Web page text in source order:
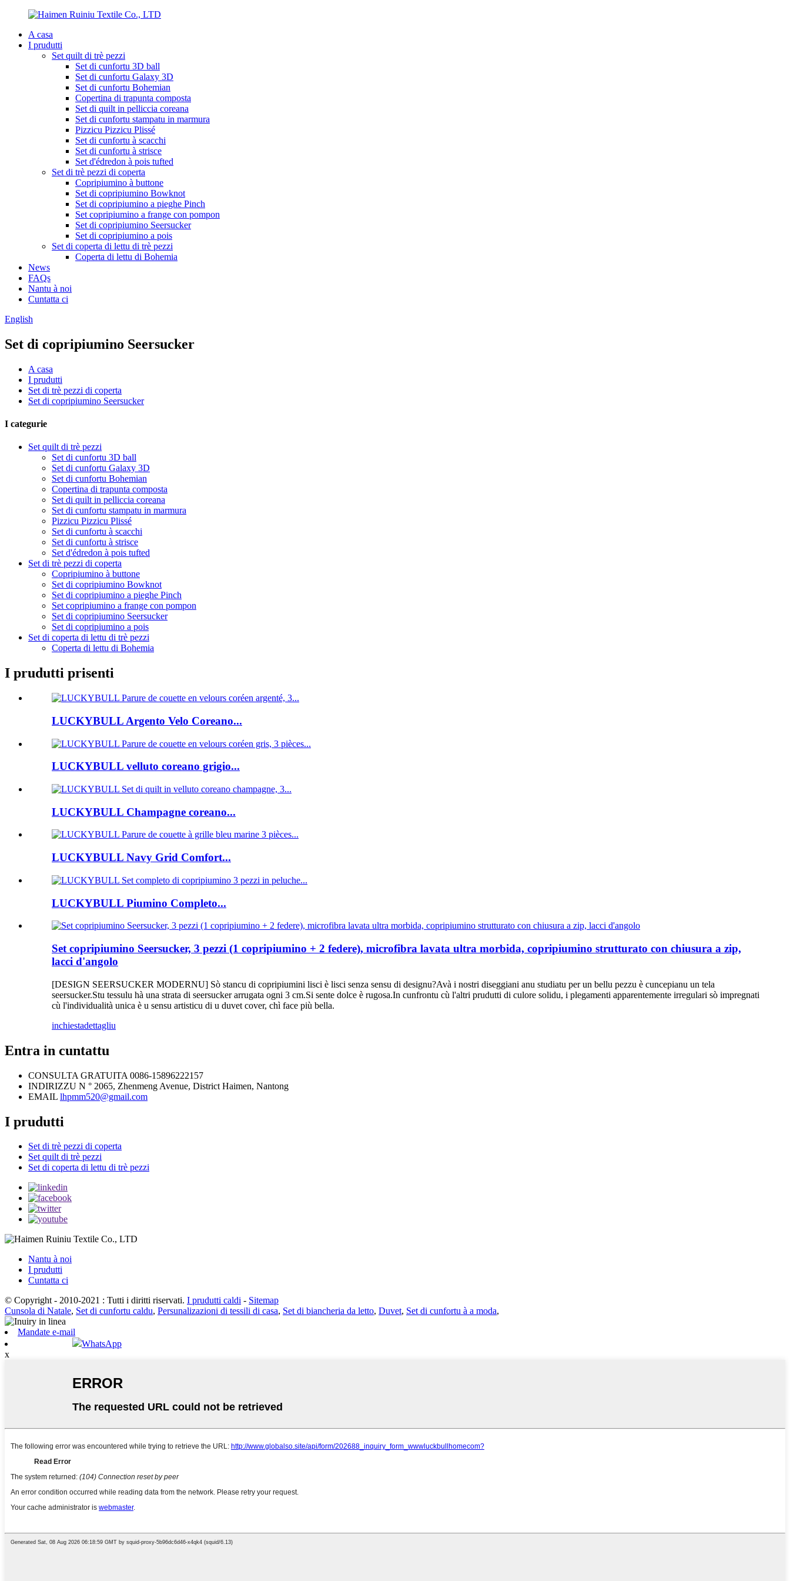
A casa
I prudutti
Set quilt di trè pezzi
Set di cunfortu 3D ball
Set di cunfortu Galaxy 3D
Set di cunfortu Bohemian
Copertina di trapunta composta
Set di quilt in pelliccia coreana
Set di cunfortu stampatu in marmura
Pizzicu Pizzicu Plissé
Set di cunfortu à scacchi
Set di cunfortu à strisce
Set d'édredon à pois tufted
Set di trè pezzi di coperta
Copripiumino à buttone
Set di copripiumino Bowknot
Set di copripiumino a pieghe Pinch
Set copripiumino a frange con pompon
Set di copripiumino Seersucker
Set di copripiumino a pois
Set di coperta di lettu di trè pezzi
Coperta di lettu di Bohemia
News
FAQs
Nantu à noi
Cuntatta ci
English
Set di copripiumino Seersucker
A casa
I prudutti
Set di trè pezzi di coperta
Set di copripiumino Seersucker
I categurie
Set quilt di trè pezzi
Set di cunfortu 3D ball
Set di cunfortu Galaxy 3D
Set di cunfortu Bohemian
Copertina di trapunta composta
Set di quilt in pelliccia coreana
Set di cunfortu stampatu in marmura
Pizzicu Pizzicu Plissé
Set di cunfortu à scacchi
Set di cunfortu à strisce
Set d'édredon à pois tufted
Set di trè pezzi di coperta
Copripiumino à buttone
Set di copripiumino Bowknot
Set di copripiumino a pieghe Pinch
Set copripiumino a frange con pompon
Set di copripiumino Seersucker
Set di copripiumino a pois
Set di coperta di lettu di trè pezzi
Coperta di lettu di Bohemia
I prudutti prisenti
LUCKYBULL Argento Velo Coreano...
LUCKYBULL velluto coreano grigio...
LUCKYBULL Champagne coreano...
LUCKYBULL Navy Grid Comfort...
LUCKYBULL Piumino Completo...
Set copripiumino Seersucker, 3 pezzi (1 copripiumino + 2 federe), microfibra lavata ultra morbida, copripiumino strutturato con chiusura a zip,
lacci d'angolo
[DESIGN SEERSUCKER MODERNU] Sò stancu di copripiumini lisci è lisci senza sensu di designu?Avà i nostri diseggiani anu studiatu per un bellu pezzu è cuncepianu un tela
seersucker.Stu tessulu hà una strata di seersucker arrugata ogni 3 cm.Si sente dolce è rugosa.In cunfrontu cù l'altri prudutti di culore solidu, i plegamenti apparentemente irregulari sò impregnati
cù l'individualità unica è u sensu artisticu di u duvet cover, chì face più bella.
inchiestadettagliu
Entra in cuntattu
CONSULTA GRATUITA 0086-15896222157
INDIRIZZU N ° 2065, Zhenmeng Avenue, District Haimen, Nantong
EMAIL lhpmm520@gmail.com
I prudutti
Set di trè pezzi di coperta
Set quilt di trè pezzi
Set di coperta di lettu di trè pezzi
Nantu à noi
I prudutti
Cuntatta ci
© Copyright - 2010-2021 : Tutti i diritti riservati. I prudutti caldi - Sitemap
Cunsola di Natale, Set di cunfortu caldu, Persunalizazioni di tessili di casa, Set di biancheria da letto, Duvet, Set di cunfortu à a moda,
Mandate e-mail
WhatsApp
x